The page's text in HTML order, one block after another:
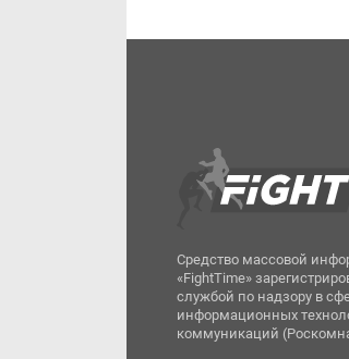
Средство массовой
«FightTime»
службой по надзору в
информационных
коммуникаций